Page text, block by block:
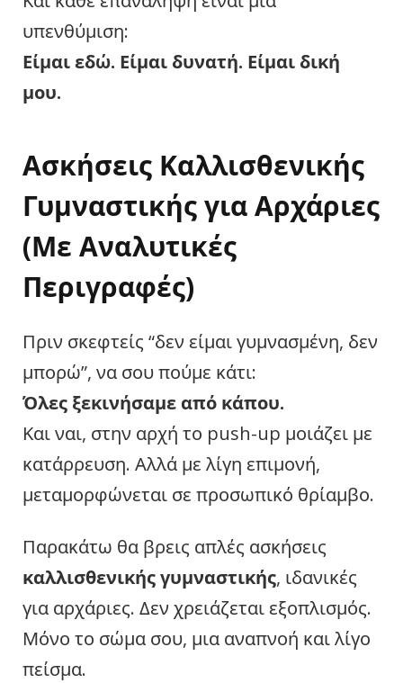
υπενθύμιση:
Είμαι εδώ. Είμαι δυνατή. Είμαι δική
μου.
Ασκήσεις Καλλισθενικής
Γυμναστικής για Αρχάριες
(Με Αναλυτικές
Περιγραφές)
Πριν σκεφτείς “δεν είμαι γυμνασμένη, δεν
μπορώ”, να σου πούμε κάτι:
Όλες ξεκινήσαμε από κάπου.
Και ναι, στην αρχή το push-up μοιάζει με
κατάρρευση. Αλλά με λίγη επιμονή,
μεταμορφώνεται σε προσωπικό θρίαμβο.
Παρακάτω θα βρεις απλές ασκήσεις
καλλισθενικής γυμναστικής, ιδανικές
για αρχάριες. Δεν χρειάζεται εξοπλισμός.
Μόνο το σώμα σου, μια αναπνοή και λίγο
πείσμα.